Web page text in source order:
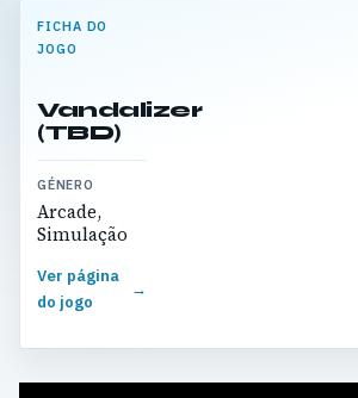
FICHA DO
JOGO
Vandalizer
(TBD)
GÉNERO
Arcade,
Simulação
Ver página
do jogo
→